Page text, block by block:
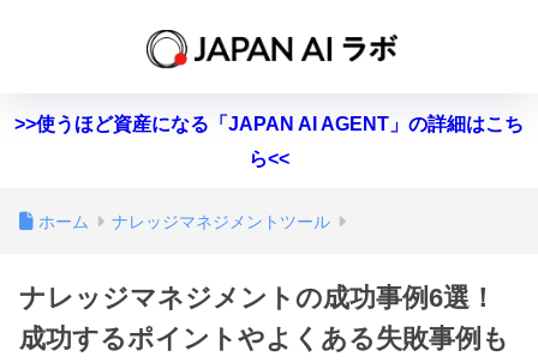
>>使うほど資産になる「JAPAN AI AGENT」の詳細はこち
ら<<
ホーム ナレッジマネジメントツール
ナレッジマネジメントの成功事例6選！
成功するポイントやよくある失敗事例も